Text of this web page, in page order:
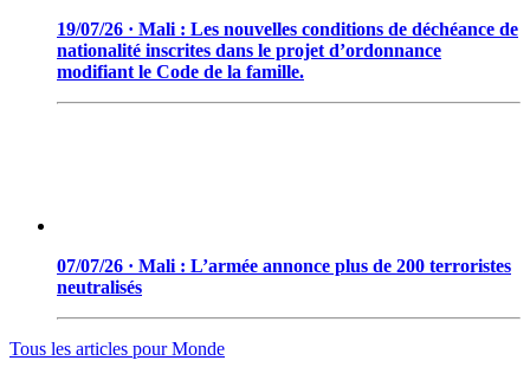
19/07/26 · Mali : Les nouvelles conditions de déchéance de
nationalité inscrites dans le projet d’ordonnance
modifiant le Code de la famille.
07/07/26 · Mali : L’armée annonce plus de 200 terroristes
neutralisés
Tous les articles pourMonde